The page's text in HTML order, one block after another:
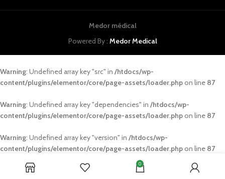
Medor médical
Powered By : Medor Medical
0
Warning: Undefined array key "src" in /htdocs/wp-
content/plugins/elementor/core/page-assets/loader.phpon line 87
Warning: Undefined array key "dependencies" in /htdocs/wp-
content/plugins/elementor/core/page-assets/loader.phpon line 87
Warning: Undefined array key "version" in /htdocs/wp-
content/plugins/elementor/core/page-assets/loader.phpon line 87